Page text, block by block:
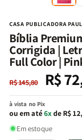
CASA PUBLICADORA
Bíblia
Corrigida |
Full Color |
Preço
normal
R$ 145,80
Preço
R$
à vista no Pix
ou em até6xde R$
Em estoque